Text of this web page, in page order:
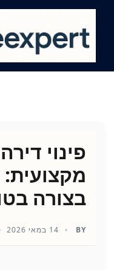
content
פינוי
מקצועית:
בצורה
BY 14 במאי 2026